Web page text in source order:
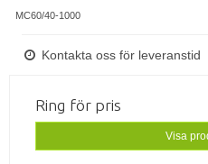
MC60/40-1000
Kontakta oss för leveranstid
Ring för pris
Visa